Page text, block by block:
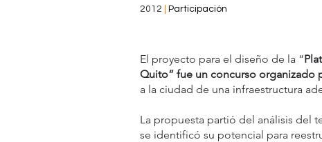
2012 Participación
El proyecto para el diseño de la “
Quito” fue un concurso organizado
a la ciudad de una infraestructura
La propuesta partió del análisis del
se identificó su potencial para